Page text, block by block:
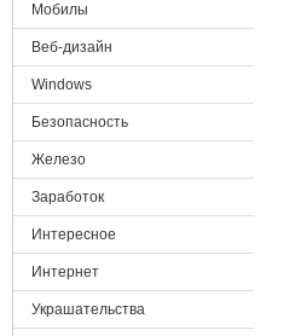
Мобилы
Веб-дизайн
Windows
Безопасность
Железо
Заработок
Интересное
Интернет
Украшательства